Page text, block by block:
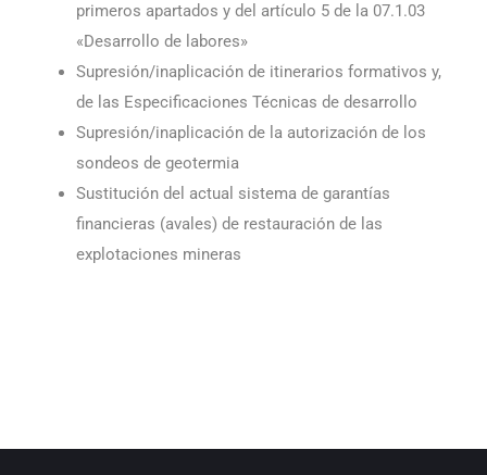
primeros apartados y del artículo 5 de la 07.1.03
«Desarrollo de labores»
Supresión/inaplicación de itinerarios formativos y,
de las Especificaciones Técnicas de desarrollo
Supresión/inaplicación de la autorización de los
sondeos de geotermia
Sustitución del actual sistema de garantías
financieras (avales) de restauración de las
explotaciones mineras